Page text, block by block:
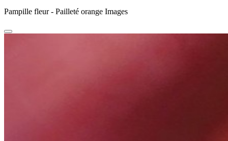
Pampille fleur - Pailleté orange Images